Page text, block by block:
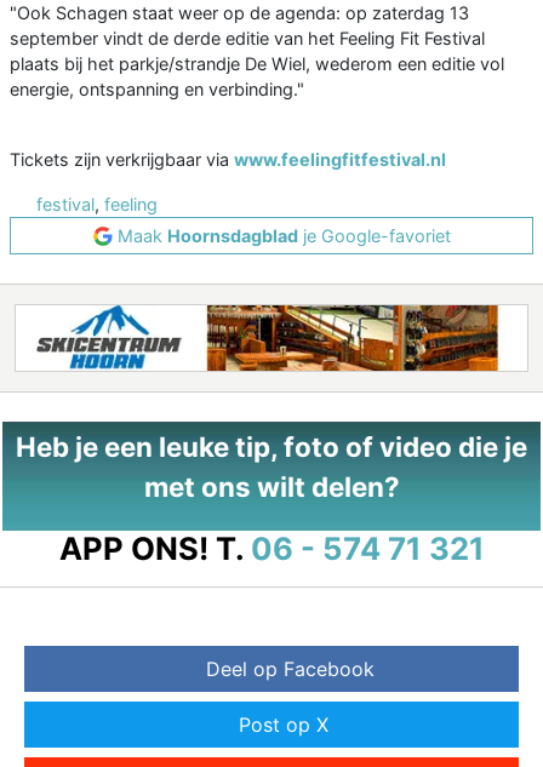
"Ook Schagen staat weer op de agenda: op zaterdag 13
september vindt de derde editie van het Feeling Fit Festival
plaats bij het parkje/strandje De Wiel, wederom een editie vol
energie, ontspanning en verbinding."
Tickets zijn verkrijgbaar via www.feelingfitfestival.nl
festival, feeling
Maak Hoornsdagbladje Google-favoriet
Heb je een leuke tip, foto of video die je
met ons wilt delen?
APP ONS! T. 06 - 574 71 321
Deel op Facebook
Post op X